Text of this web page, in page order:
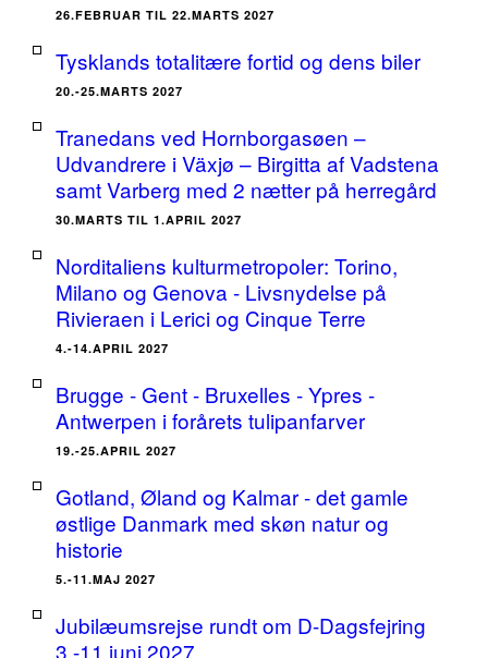
26.FEBRUAR TIL 22.MARTS 2027
Tysklands totalitære fortid og dens biler
20.-25.MARTS 2027
Tranedans ved Hornborgasøen –
Udvandrere i Växjø – Birgitta af Vadstena
samt Varberg med 2 nætter på herregård
30.MARTS TIL 1.APRIL 2027
Norditaliens kulturmetropoler: Torino,
Milano og Genova - Livsnydelse på
Rivieraen i Lerici og Cinque Terre
4.-14.APRIL 2027
Brugge - Gent - Bruxelles - Ypres -
Antwerpen i forårets tulipanfarver
19.-25.APRIL 2027
Gotland, Øland og Kalmar - det gamle
østlige Danmark med skøn natur og
historie
5.-11.MAJ 2027
Jubilæumsrejse rundt om D-Dagsfejring
3.-11.juni 2027